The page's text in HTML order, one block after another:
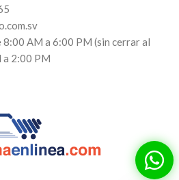
8:00 AM a 6:00 PM (sin cerrar al
a 2:00 PM